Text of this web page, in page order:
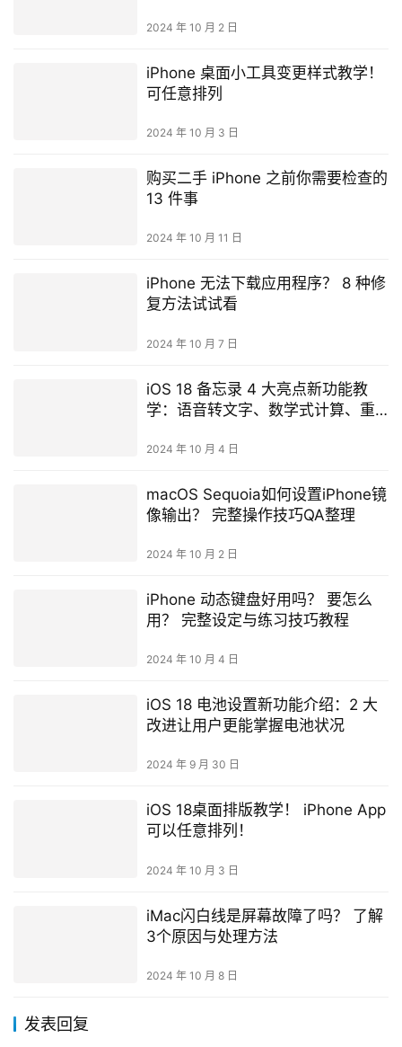
2024 年 10 月 2 日
iPhone 桌面小工具变更样式教学！
可任意排列
2024 年 10 月 3 日
购买二手 iPhone 之前你需要检查的
13 件事
2024 年 10 月 11 日
iPhone 无法下载应用程序？ 8 种修
复方法试试看
2024 年 10 月 7 日
iOS 18 备忘录 4 大亮点新功能教
学：语音转文字、数学式计算、重
2024 年 10 月 4 日
macOS Sequoia如何设置iPhone镜
像输出？ 完整操作技巧QA整理
2024 年 10 月 2 日
iPhone 动态键盘好用吗？ 要怎么
用？ 完整设定与练习技巧教程
2024 年 10 月 4 日
iOS 18 电池设置新功能介绍：2 大
改进让用户更能掌握电池状况
2024 年 9 月 30 日
iOS 18桌面排版教学！ iPhone App
可以任意排列！
2024 年 10 月 3 日
iMac闪白线是屏幕故障了吗？ 了解
3个原因与处理方法
2024 年 10 月 8 日
发表回复